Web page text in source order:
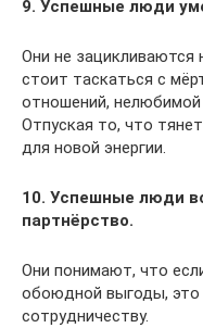
9. Успешные люди
Они не зацикливаются
стоит таскаться с
отношений,
Отпуская то, что
для новой энергии.
10. Успешные люди
партнёрство.
Они понимают, что
обоюдной выгоды, это
сотрудничеству.